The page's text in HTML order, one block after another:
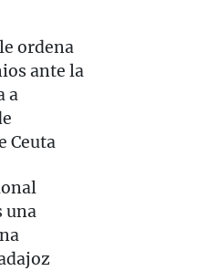
ordena
ante la
a
Ceuta
una